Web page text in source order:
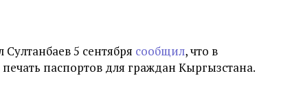
5 сентября сообщил, что в
паспортов для граждан Кыргызстана.